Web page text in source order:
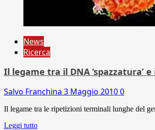
News
Ricerca
Il legame tra il DNA ‘spazzatura’
Salvo Franchina 3 Maggio 20100
Il legame tra le ripetizioni terminali lunghe del
Leggi tutto